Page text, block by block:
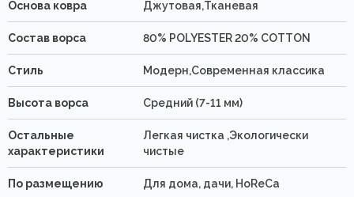
Основа ковра Джутовая,Тканевая
Состав ворса 80% POLYESTER 20% COTTON
Стиль Модерн,Современная классика
Высота ворса Средний (7-11 мм)
Остальные
характеристики
Легкая чистка ,Экологически
чистые
По размещению Для дома, дачи, HoReCa